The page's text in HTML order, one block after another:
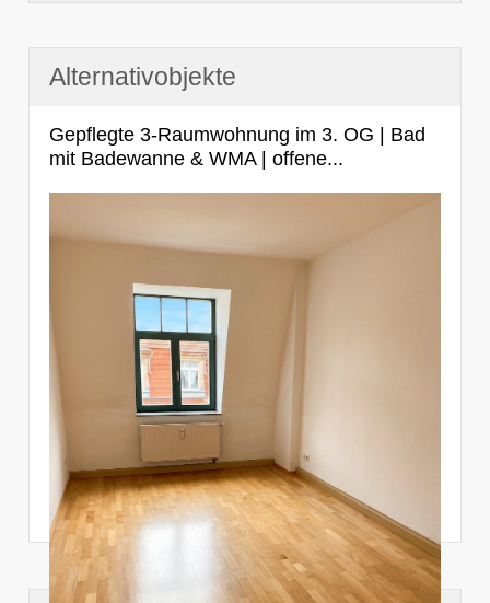
Alternativobjekte
Gepflegte 3-Raumwohnung im 3. OG | Bad
mit Badewanne & WMA | offene...